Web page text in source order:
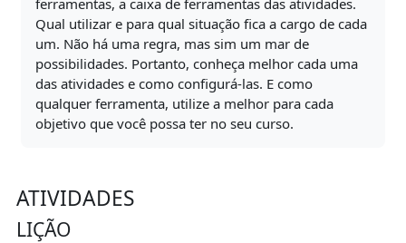
Qual utilizar e para qual situação fica a cargo de cada
um. Não há uma regra, mas sim um mar de
possibilidades. Portanto, conheça melhor cada uma
das atividades e como configurá-las. E como
qualquer ferramenta, utilize a melhor para cada
objetivo que você possa ter no seu curso.
ATIVIDADES
LIÇÃO